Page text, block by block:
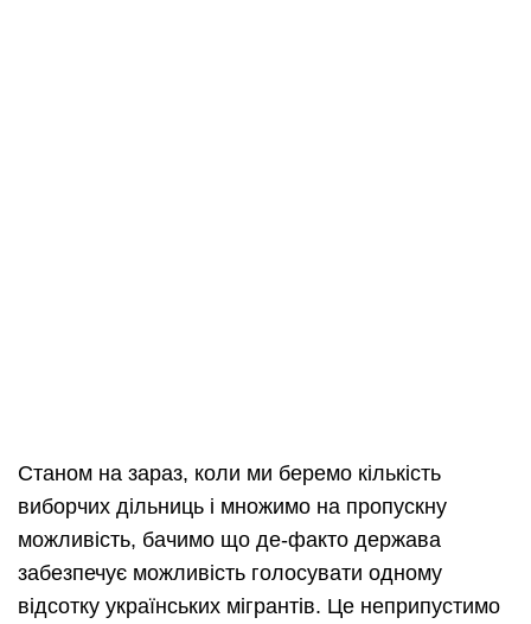
Станом на зараз, коли ми беремо кількість
виборчих дільниць і множимо на пропускну
можливість, бачимо що де-факто держава
забезпечує можливість голосувати одному
відсотку українських мігрантів. Це неприпустимо